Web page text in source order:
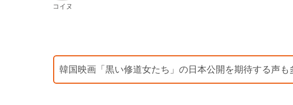
コイヌ
韓国映画「黒い修道女たち」の日本公開を期待する声も